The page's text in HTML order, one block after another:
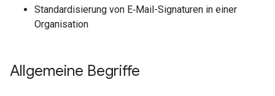
Standardisierung von E‑Mail-Signaturen in einer
Organisation
Allgemeine Begriffe